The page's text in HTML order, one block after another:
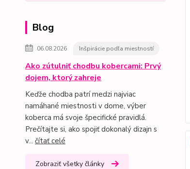
Blog
06.08.2026 Inšpirácie podľa miestností
Ako zútulniť chodbu kobercami: Prvý
dojem, ktorý zahreje
Keďže chodba patrí medzi najviac
namáhané miestnosti v dome, výber
koberca má svoje špecifické pravidlá.
Prečítajte si, ako spojiť dokonalý dizajn s
v... čítať celé
Zobraziť všetky články